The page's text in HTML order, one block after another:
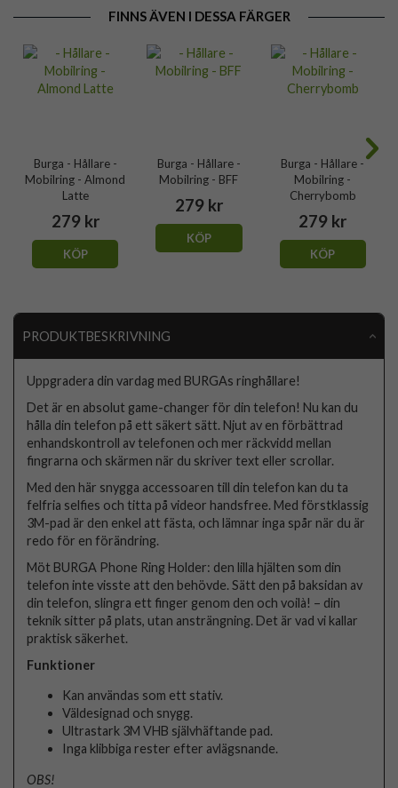
FINNS ÄVEN I DESSA FÄRGER
Burga - Hållare -
Mobilring - Almond
Latte
279 kr
KÖP
Burga - Hållare -
Mobilring - BFF
279 kr
KÖP
Burga - Hållare -
Mobilring -
Cherrybomb
279 kr
KÖP
PRODUKTBESKRIVNING
Uppgradera din vardag med BURGAs ringhållare!
Det är en absolut game-changer för din telefon! Nu kan du
hålla din telefon på ett säkert sätt. Njut av en förbättrad
enhandskontroll av telefonen och mer räckvidd mellan
fingrarna och skärmen när du skriver text eller scrollar.
Med den här snygga accessoaren till din telefon kan du ta
felfria selfies och titta på videor handsfree. Med förstklassig
3M-pad är den enkel att fästa, och lämnar inga spår när du är
redo för en förändring.
Möt BURGA Phone Ring Holder: den lilla hjälten som din
telefon inte visste att den behövde. Sätt den på baksidan av
din telefon, slingra ett finger genom den och voilà! – din
teknik sitter på plats, utan ansträngning. Det är vad vi kallar
praktisk säkerhet.
Funktioner
Kan användas som ett stativ.
Väldesignad och snygg.
Ultrastark 3M VHB självhäftande pad.
Inga klibbiga rester efter avlägsnande.
OBS!